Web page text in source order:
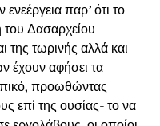
παρ’ ότι το
του Δασαρχείου
της τωρινής αλλά και
έχουν αφήσει τα
προωθώντας
επί της ουσίας- το να